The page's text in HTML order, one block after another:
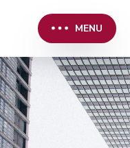
MENU